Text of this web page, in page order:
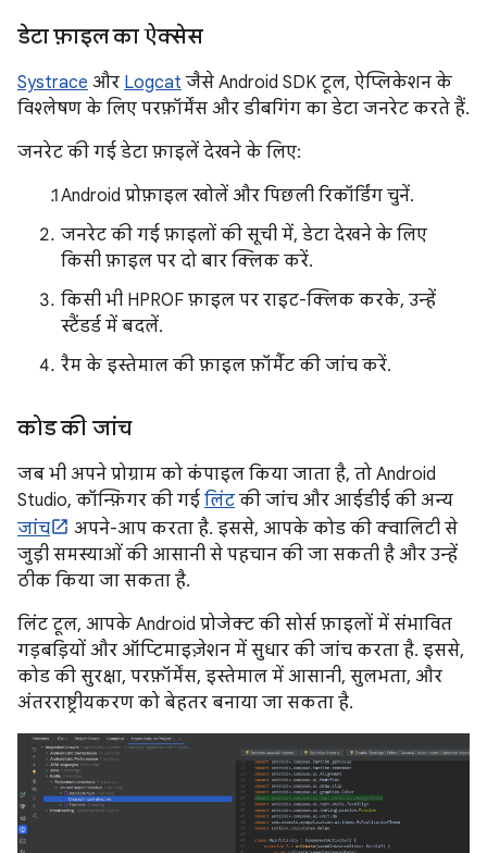
डेटा फ़ाइल का ऐक्सेस
Systrace और Logcat जैसे Android SDK टूल, ऐप्लिकेशन के
विश्लेषण के लिए परफ़ॉर्मेंस और डीबगिंग का डेटा जनरेट करते हैं.
जनरेट की गई डेटा फ़ाइलें देखने के लिए:
Android प्रोफ़ाइल खोलें और पिछली रिकॉर्डिंग चुनें.
जनरेट की गई फ़ाइलों की सूची में, डेटा देखने के लिए
किसी फ़ाइल पर दो बार क्लिक करें.
किसी भी HPROF फ़ाइल पर राइट-क्लिक करके, उन्हें
स्टैंडर्ड में बदलें.
रैम के इस्तेमाल की फ़ाइल फ़ॉर्मैट की जांच करें.
कोड की जांच
जब भी अपने प्रोग्राम को कंपाइल किया जाता है, तो Android
Studio, कॉन्फ़िगर की गई लिंट की जांच और आईडीई की अन्य
जांच
अपने-आप करता है. इससे, आपके कोड की क्वालिटी से
जुड़ी समस्याओं की आसानी से पहचान की जा सकती है और उन्हें
ठीक किया जा सकता है.
लिंट टूल, आपके Android प्रोजेक्ट की सोर्स फ़ाइलों में संभावित
गड़बड़ियों और ऑप्टिमाइज़ेशन में सुधार की जांच करता है. इससे,
कोड की सुरक्षा, परफ़ॉर्मेंस, इस्तेमाल में आसानी, सुलभता, और
अंतरराष्ट्रीयकरण को बेहतर बनाया जा सकता है.